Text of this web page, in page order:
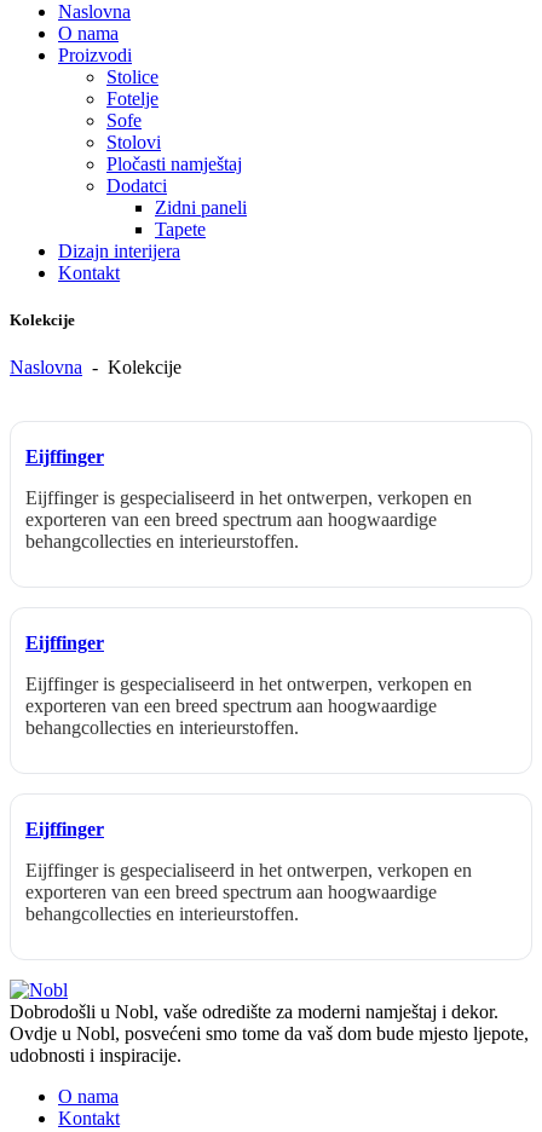
Naslovna
O nama
Proizvodi
Stolice
Fotelje
Sofe
Stolovi
Pločasti namještaj
Dodatci
Zidni paneli
Tapete
Dizajn interijera
Kontakt
Kolekcije
Naslovna - Kolekcije
Eijffinger
Eijffinger is gespecialiseerd in het ontwerpen, verkopen en
exporteren van een breed spectrum aan hoogwaardige
behangcollecties en interieurstoffen.
Eijffinger
Eijffinger is gespecialiseerd in het ontwerpen, verkopen en
exporteren van een breed spectrum aan hoogwaardige
behangcollecties en interieurstoffen.
Eijffinger
Eijffinger is gespecialiseerd in het ontwerpen, verkopen en
exporteren van een breed spectrum aan hoogwaardige
behangcollecties en interieurstoffen.
Dobrodošli u Nobl, vaše odredište za moderni namještaj i dekor.
Ovdje u Nobl, posvećeni smo tome da vaš dom bude mjesto ljepote,
udobnosti i inspiracije.
O nama
Kontakt